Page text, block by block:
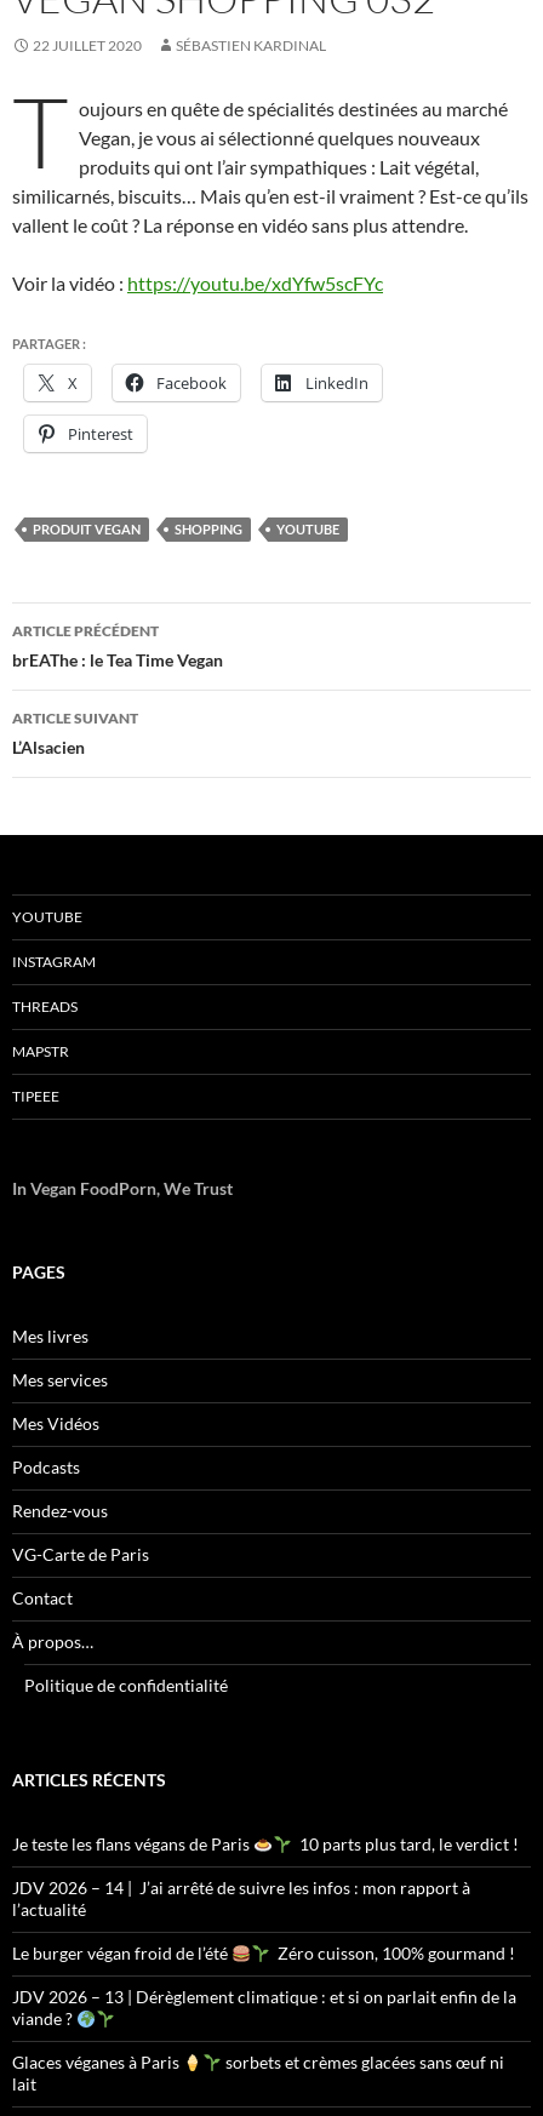
22 JUILLET 2020 SÉBASTIEN KARDINAL
T oujours en quête de spécialités destinées au marché
Vegan, je vous ai sélectionné quelques nouveaux
produits qui ont l’air sympathiques : Lait végétal,
similicarnés, biscuits… Mais qu’en est-il vraiment ? Est-ce qu’ils
vallent le coût ? La réponse en vidéo sans plus attendre.
Voir la vidéo : https://youtu.be/xdYfw5scFYc
PARTAGER :
X Facebook LinkedIn
Pinterest
PRODUIT VEGAN SHOPPING YOUTUBE
Navigation
des
articles
ARTICLE PRÉCÉDENT
brEAThe : le Tea Time Vegan
ARTICLE SUIVANT
L’Alsacien
YOUTUBE
INSTAGRAM
THREADS
MAPSTR
TIPEEE
In Vegan FoodPorn, We Trust
PAGES
Mes livres
Mes services
Mes Vidéos
Podcasts
Rendez-vous
VG-Carte de Paris
Contact
À propos…
Politique de confidentialité
ARTICLES RÉCENTS
Je teste les flans végans de Paris 10 parts plus tard, le verdict !
JDV 2026 – 14 | J’ai arrêté de suivre les infos : mon rapport à
l’actualité
Le burger végan froid de l’été Zéro cuisson, 100% gourmand !
JDV 2026 – 13 | Dérèglement climatique : et si on parlait enfin de la
viande ?
Glaces véganes à Paris
sorbets et crèmes glacées sans œuf ni
lait